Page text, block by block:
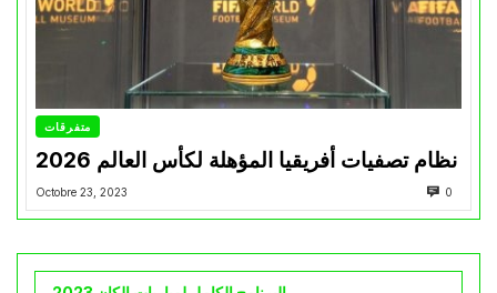
متفرقات
نظام تصفيات أفريقيا المؤهلة لكأس العالم 2026
Octobre 23, 2023 0